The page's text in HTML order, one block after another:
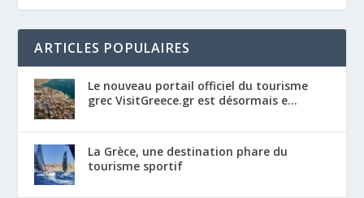
ARTICLES POPULAIRES
Le nouveau portail officiel du tourisme
grec VisitGreece.gr est désormais e...
La Grèce, une destination phare du
tourisme sportif